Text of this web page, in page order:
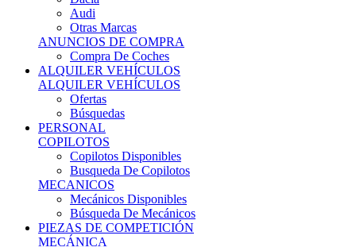
Otras Marcas
ANUNCIOS DE COMPRA
Compra De Coches
ALQUILER VEHÍCULOS
ALQUILER VEHÍCULOS
Ofertas
Búsquedas
PERSONAL
COPILOTOS
Copilotos Disponibles
Busqueda De Copilotos
MECANICOS
Mecánicos Disponibles
Búsqueda De Mecánicos
PIEZAS DE COMPETICIÓN
MECÁNICA
Motores